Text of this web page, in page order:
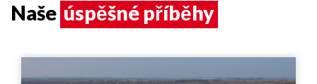
Naše úspěšné příběhy